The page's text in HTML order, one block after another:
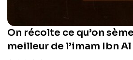
On récolte ce qu’on
meilleur de l’imam Ibn